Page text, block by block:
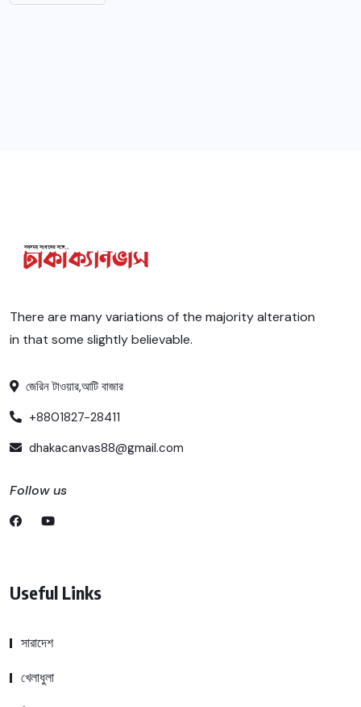
There are many variations of the majority alteration
in that some slightly believable.
জেরিন টাওয়ার,আটি বাজার
+8801827-28411
dhakacanvas88@gmail.com
Follow us
Useful Links
সারাদেশ
খেলাধুলা